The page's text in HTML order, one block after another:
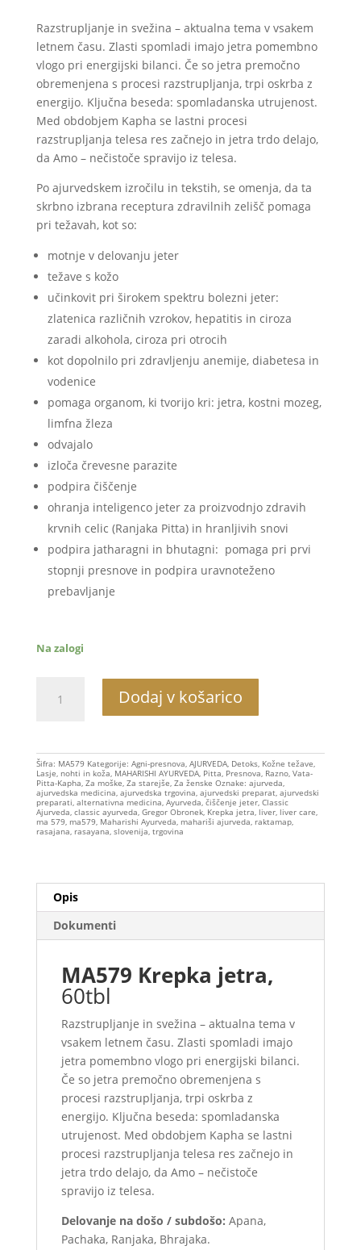
Razstrupljanje in svežina – aktualna tema v vsakem
letnem času. Zlasti spomladi imajo jetra pomembno
vlogo pri energijski bilanci. Če so jetra premočno
obremenjena s procesi razstrupljanja, trpi oskrba z
energijo. Ključna beseda: spomladanska utrujenost.
Med obdobjem Kapha se lastni procesi
razstrupljanja telesa res začnejo in jetra trdo delajo,
da Amo – nečistoče spravijo iz telesa.
Po ajurvedskem izročilu in tekstih, se omenja, da ta
skrbno izbrana receptura zdravilnih zelišč pomaga
pri težavah, kot so:
motnje v delovanju jeter
težave s kožo
učinkovit pri širokem spektru bolezni jeter:
zlatenica različnih vzrokov, hepatitis in ciroza
zaradi alkohola, ciroza pri otrocih
kot dopolnilo pri zdravljenju anemije, diabetesa in
vodenice
pomaga organom, ki tvorijo kri: jetra, kostni mozeg,
limfna žleza
odvajalo
izloča črevesne parazite
podpira čiščenje
ohranja inteligenco jeter za proizvodnjo zdravih
krvnih celic (Ranjaka Pitta) in hranljivih snovi
podpira jatharagni in bhutagni: pomaga pri prvi
stopnji presnove in podpira uravnoteženo
prebavljanje
Na zalogi
Krepka
care,30g
količina
Dodaj v košarico
Šifra: MA579 Kategorije: Agni-presnova, AJURVEDA, Detoks, Kožne težave,
Lasje, nohti in koža, MAHARISHI AYURVEDA, Pitta, Presnova, Razno, Vata-
Pitta-Kapha, Za moške, Za starejše, Za ženske Oznake: ajurveda,
ajurvedska medicina, ajurvedska trgovina, ajurvedski preparat, ajurvedski
preparati, alternativna medicina, Ayurveda, čiščenje jeter, Classic
Ajurveda, classic ayurveda, Gregor Obronek, Krepka jetra, liver, liver care,
ma 579, ma579, Maharishi Ayurveda, mahariši ajurveda, raktamap,
rasajana, rasayana, slovenija, trgovina
Opis
Dokumenti
MA579 Krepka jetra,
60tbl
Razstrupljanje in svežina – aktualna tema v
vsakem letnem času. Zlasti spomladi imajo
jetra pomembno vlogo pri energijski bilanci.
Če so jetra premočno obremenjena s
procesi razstrupljanja, trpi oskrba z
energijo. Ključna beseda: spomladanska
utrujenost. Med obdobjem Kapha se lastni
procesi razstrupljanja telesa res začnejo in
jetra trdo delajo, da Amo – nečistoče
spravijo iz telesa.
Delovanje na došo / subdošo: Apana,
Pachaka, Ranjaka, Bhrajaka.